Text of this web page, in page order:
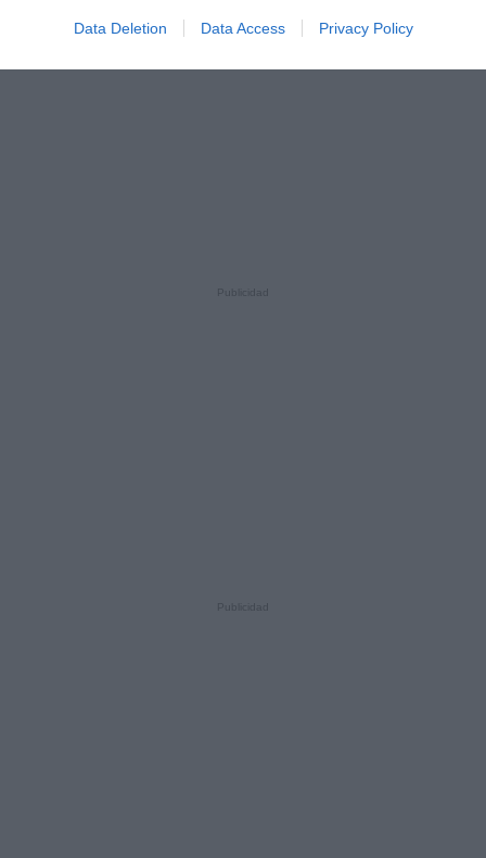
Data Deletion Data Access Privacy Policy